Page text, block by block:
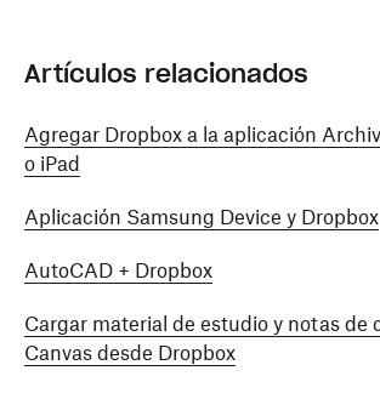
Artículos relacionados
Agregar Dropbox a la aplicación
o iPad
Aplicación Samsung Device y Dropbox
AutoCAD + Dropbox
Cargar material de estudio y notas de
Canvas desde Dropbox